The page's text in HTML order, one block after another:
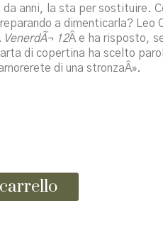
anni, la sta per sostituire.
a dimenticarla? Leo
VenerdÃ¬ 12Â e ha risposto,
di copertina ha scelto
di una stronzaÂ».